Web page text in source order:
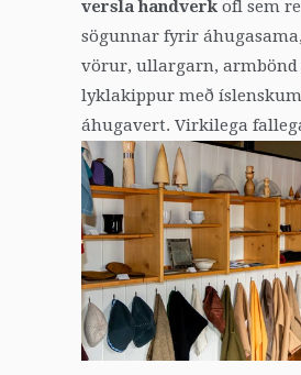
versla handverk ofl sem
sögunnar fyrir
vörur, ullargarn, armbönd
lyklakippur með
áhugavert. Virkilega